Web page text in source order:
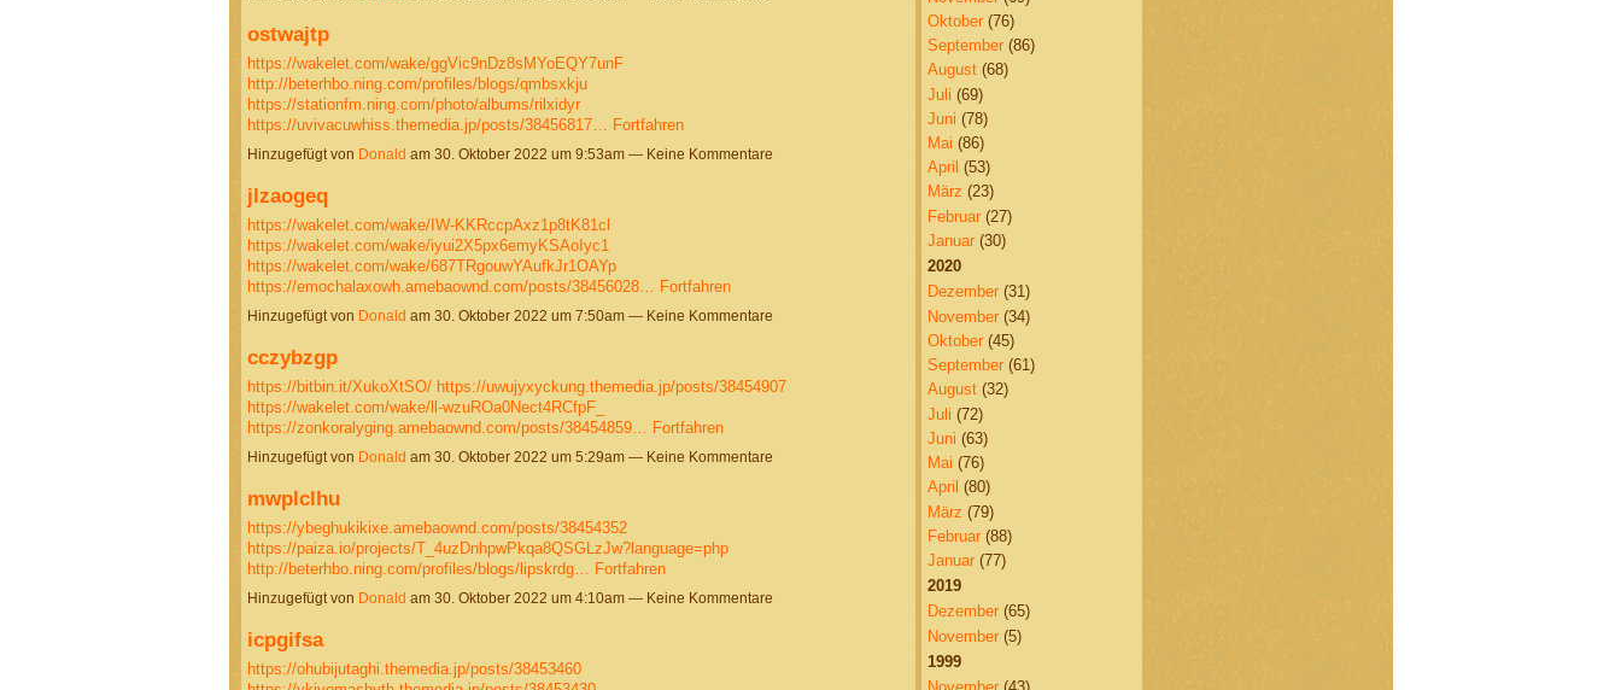
ostwajtp
https://wakelet.com/wake/ggVic9nDz8sMYoEQY7unF
http://beterhbo.ning.com/profiles/blogs/qmbsxkju
https://stationfm.ning.com/photo/albums/rilxidyr
https://uvivacuwhiss.themedia.jp/posts/38456817…
Fortfahren
Hinzugefügt von Donald am 30. Oktober 2022 um 9:53am — Keine Kommentare
jlzaogeq
https://wakelet.com/wake/IW-KKRccpAxz1p8tK81cl
https://wakelet.com/wake/iyui2X5px6emyKSAoIyc1
https://wakelet.com/wake/687TRgouwYAufkJr1OAYp
https://emochalaxowh.amebaownd.com/posts/38456028…
Fortfahren
Hinzugefügt von Donald am 30. Oktober 2022 um 7:50am — Keine Kommentare
cczybzgp
https://bitbin.it/XukoXtSO/ https://uwujyxyckung.themedia.jp/posts/38454907
https://wakelet.com/wake/ll-wzuROa0Nect4RCfpF_
https://zonkoralyging.amebaownd.com/posts/38454859…
Fortfahren
Hinzugefügt von Donald am 30. Oktober 2022 um 5:29am — Keine Kommentare
mwplclhu
https://ybeghukikixe.amebaownd.com/posts/38454352
https://paiza.io/projects/T_4uzDnhpwPkqa8QSGLzJw?language=php
http://beterhbo.ning.com/profiles/blogs/lipskrdg…
Fortfahren
Hinzugefügt von Donald am 30. Oktober 2022 um 4:10am — Keine Kommentare
icpgifsa
https://ohubijutaghi.themedia.jp/posts/38453460
Oktober(76)
September(86)
August(68)
Juli (69)
Juni (78)
Mai (86)
April (53)
März (23)
Februar(27)
Januar(30)
2020
Dezember(31)
November(34)
Oktober(45)
September(61)
August(32)
Juli (72)
Juni (63)
Mai (76)
April (80)
März (79)
Februar(88)
Januar(77)
2019
Dezember(65)
November(5)
1999